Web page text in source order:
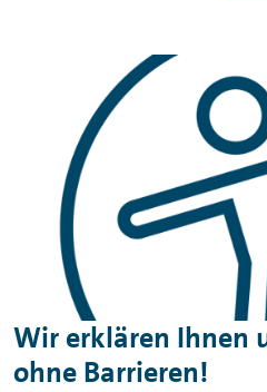
Wir erklären Ihnen
ohne Barrieren!